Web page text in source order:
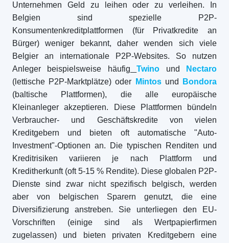
Unternehmen Geld zu leihen oder zu verleihen. In
Belgien sind spezielle P2P-
Konsumentenkreditplattformen (für Privatkredite an
Bürger) weniger bekannt, daher wenden sich viele
Belgier an internationale P2P-Websites. So nutzen
Anleger beispielsweise häufig
Twino und
Nectaro
(lettische P2P-Marktplätze) oder
Mintosund
Bondora
(baltische Plattformen), die alle europäische
Kleinanleger akzeptieren. Diese Plattformen bündeln
Verbraucher- und Geschäftskredite von vielen
Kreditgebern und bieten oft automatische "Auto-
Investment"-Optionen an. Die typischen Renditen und
Kreditrisiken variieren je nach Plattform und
Kreditherkunft (oft 5-15 % Rendite). Diese globalen P2P-
Dienste sind zwar nicht spezifisch belgisch, werden
aber von belgischen Sparern genutzt, die eine
Diversifizierung anstreben. Sie unterliegen den EU-
Vorschriften (einige sind als Wertpapierfirmen
zugelassen) und bieten privaten Kreditgebern eine